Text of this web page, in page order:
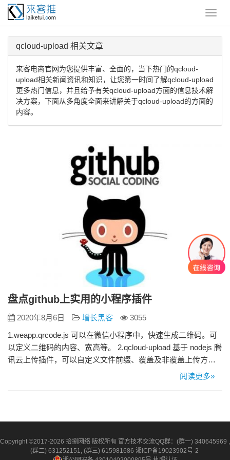
qcloud-upload 相关文章
来客电商官网为您提供丰富、全面的，当下热门的qcloud-
upload相关新闻资讯和知识，让您第一时间了解qcloud-upload
更多热门信息，并且给予有关qcloud-upload方面的信息技术解
决方案，下面从多角度全面来讲解关于qcloud-upload的方面的
内容。
盘点github上实用的小程序插件
2020年8月6日 增长黑客
3055
1.weapp.qrcode.js 可以在微信小程序中，快速生成二维码。可
以定义二维码的内容、宽高等。 2.qcloud-upload 基于 nodejs 腾
讯云上传插件，可以自定义文件前缀、覆盖及非覆盖上传方式
等。 3.postcss-px2units 插件PostCSS它可以从像素单位生成
阅读更多»
Copyright ©2017-2026 拾捌网络 版权所有 官方技术交流QQ群：(群一) 340645969 ,
(群二) 631252151, (群三) 615981686 湘ICP备19023902号-2